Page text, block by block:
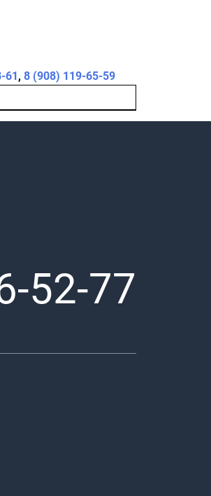
61, 8 (908) 119-65-59
52-77